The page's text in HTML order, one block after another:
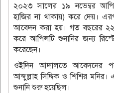
২০২৩ সালের ১৯ নভেম্বর
হাজির না থাকায়) করে দেয়।
আবেদন করা হয়। গত বছরের ২২
করে আপিলটি শুনানির জন্য
করেছেন।
ওইদিন আদালতে আবেদনের
আব্দুল্লাহ সিদ্দিক ও শিশির
শুনানি শুরু হয়েছিল।